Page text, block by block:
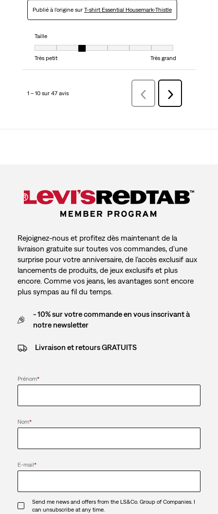
Publié à l'origine sur T-shirt Essential Housemark-Thistle
Taille
Taille, 3 sur 7, où 1 est égal à Très petit et 7 est égal à Très grand
Très petit
Très grand
1 – 10 sur 47 avis PrécédentavisSuivant
avis
Rejoignez-nous et profitez dès maintenant de la
livraison gratuite sur toutes vos commandes, d’une
surprise pour votre anniversaire, de l’accès exclusif aux
lancements de produits, de jeux exclusifs et plus
encore. Comme vos jeans, les avantages sont encore
plus sympas au fil du temps.
- 10% sur votre commande en vous inscrivant à
notre newsletter
Livraison et retours GRATUITS
Prénom*
Nom*
E-mail*
Send me news and offers from the LS&Co. Group of Companies. I
can unsubscribe at any time.